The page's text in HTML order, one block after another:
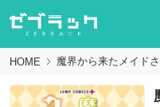
HOME 魔界から来たメイド